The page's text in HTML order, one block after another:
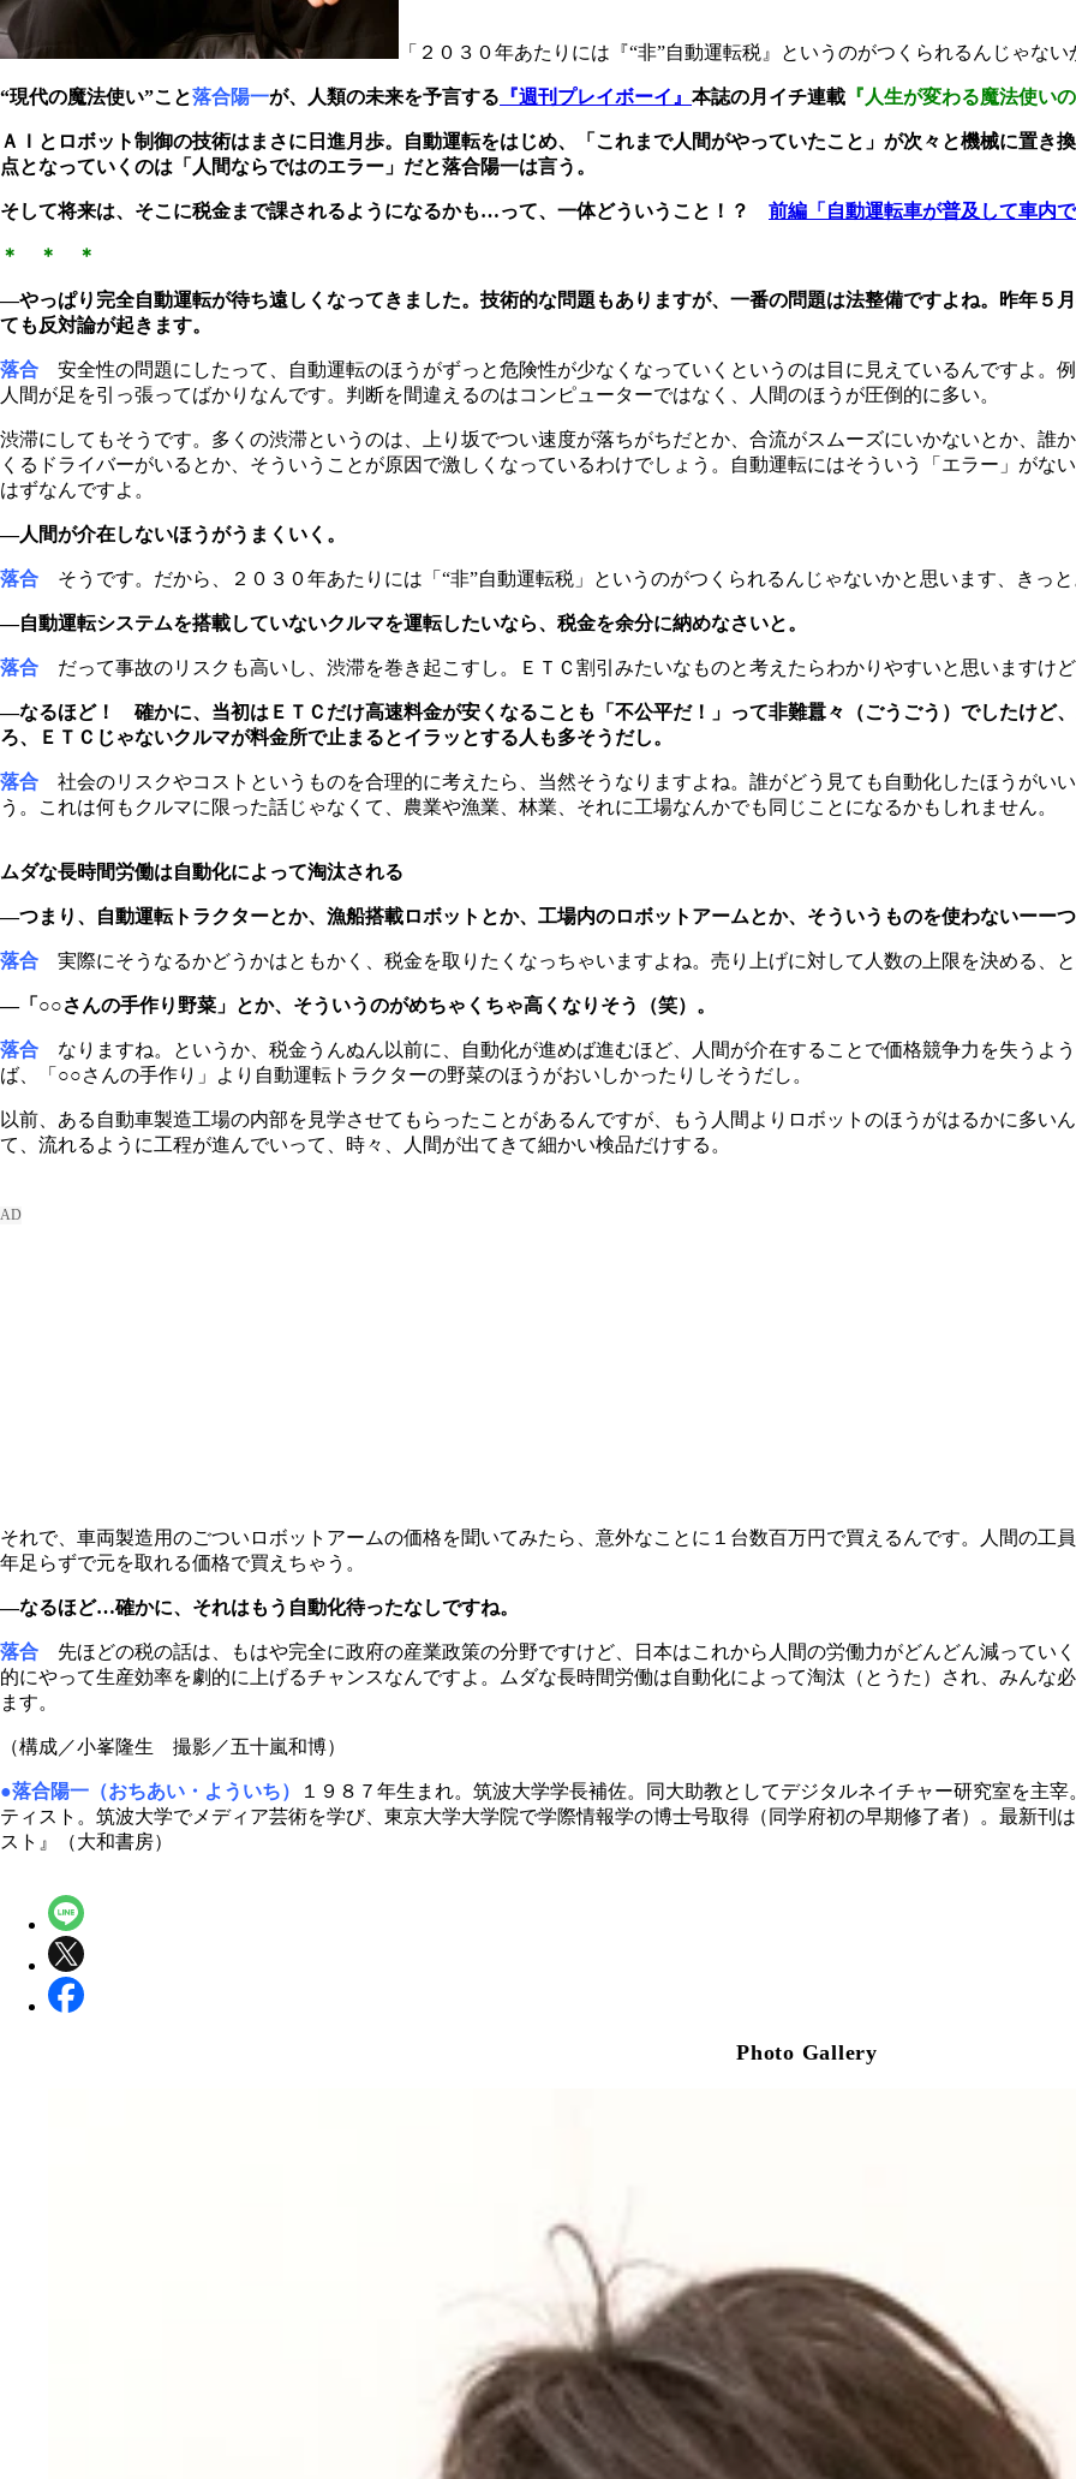
「２０３０年あたりには『“非”自動運転税』というのがつくられるんじゃな
“現代の魔法使い”こと落合陽一が、人類の未来を予言する 『週刊プレイボーイ』 本誌の月イチ連載 『人生が変わる魔法使いの
ＡＩとロボット制御の技術はまさに日進月歩。自動運転をはじめ、「これまで人間がやっていたこと」が次々と機械に置き
点となっていくのは「人間ならではのエラー」だと落合陽一は言う。
そして将来は、そこに税金まで課されるようになるかも…って、一体どういうこと！？ 前編「自動運転車が普及して車内
＊ ＊ ＊
―やっぱり完全自動運転が待ち遠しくなってきました。技術的な問題もありますが、一番の問題は法整備ですよね。昨年５
ても反対論が起きます。
落合 安全性の問題にしたって、自動運転のほうがずっと危険性が少なくなっていくというのは目に見えているんですよ。
人間が足を引っ張ってばかりなんです。判断を間違えるのはコンピューターではなく、人間のほうが圧倒的に多い。
渋滞にしてもそうです。多くの渋滞というのは、上り坂でつい速度が落ちがちだとか、合流がスムーズにいかないとか、誰
くるドライバーがいるとか、そういうことが原因で激しくなっているわけでしょう。自動運転にはそういう「エラー」がな
はずなんですよ。
―人間が介在しないほうがうまくいく。
落合 そうです。だから、２０３０年あたりには「“非”自動運転税」というのがつくられるんじゃないかと思います、きっと
―自動運転システムを搭載していないクルマを運転したいなら、税金を余分に納めなさいと。
落合 だって事故のリスクも高いし、渋滞を巻き起こすし。ＥＴＣ割引みたいなものと考えたらわかりやすいと思いますけど
―なるほど！ 確かに、当初はＥＴＣだけ高速料金が安くなることも「不公平だ！」って非難囂々（ごうごう）でしたけど
ろ、ＥＴＣじゃないクルマが料金所で止まるとイラッとする人も多そうだし。
落合 社会のリスクやコストというものを合理的に考えたら、当然そうなりますよね。誰がどう見ても自動化したほうがい
う。これは何もクルマに限った話じゃなくて、農業や漁業、林業、それに工場なんかでも同じことになるかもしれません。
ムダな長時間労働は自動化によって淘汰される
―つまり、自動運転トラクターとか、漁船搭載ロボットとか、工場内のロボットアームとか、そういうものを使わないーー
落合 実際にそうなるかどうかはともかく、税金を取りたくなっちゃいますよね。売り上げに対して人数の上限を決める、と
―「○○さんの手作り野菜」とか、そういうのがめちゃくちゃ高くなりそう（笑）。
落合 なりますね。というか、税金うんぬん以前に、自動化が進めば進むほど、人間が介在することで価格競争力を失うよ
ば、「○○さんの手作り」より自動運転トラクターの野菜のほうがおいしかったりしそうだし。
以前、ある自動車製造工場の内部を見学させてもらったことがあるんですが、もう人間よりロボットのほうがはるかに多い
て、流れるように工程が進んでいって、時々、人間が出てきて細かい検品だけする。
それで、車両製造用のごついロボットアームの価格を聞いてみたら、意外なことに１台数百万円で買えるんです。人間の工
年足らずで元を取れる価格で買えちゃう。
―なるほど…確かに、それはもう自動化待ったなしですね。
落合 先ほどの税の話は、もはや完全に政府の産業政策の分野ですけど、日本はこれから人間の労働力がどんどん減ってい
的にやって生産効率を劇的に上げるチャンスなんですよ。ムダな長時間労働は自動化によって淘汰（とうた）され、みんな
ます。
（構成／小峯隆生 撮影／五十嵐和博）
●落合陽一（おちあい・よういち）
１９８７年生まれ。筑波大学学長補佐。同大助教としてデジタルネイチャー研究室を主
ティスト。筑波大学でメディア芸術を学び、東京大学大学院で学際情報学の博士号取得（同学府初の早期修了者）。最新
スト』（大和書房）
Photo Gallery